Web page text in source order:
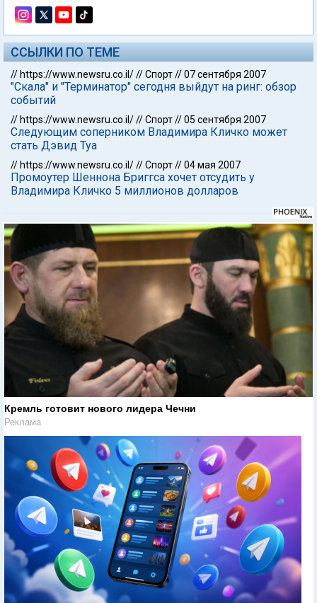
ССЫЛКИ ПО ТЕМЕ
// https://www.newsru.co.il///Спорт//07 сентября 2007
"Скала" и "Терминатор" сегодня выйдут на ринг: обзор
событий
// https://www.newsru.co.il///Спорт//05 сентября 2007
Следующим соперником Владимира Кличко может
стать Дэвид Туа
// https://www.newsru.co.il///Спорт//04 мая 2007
Промоутер Шеннона Бриггса хочет отсудить у
Владимира Кличко 5 миллионов долларов
Кремль готовит нового лидера Чечни
Реклама